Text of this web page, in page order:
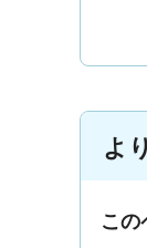
よ
この